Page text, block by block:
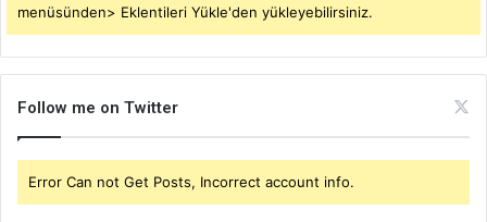
menüsünden> Eklentileri Yükle'den yükleyebilirsiniz.
Follow me on Twitter
Error Can not Get Posts, Incorrect account info.